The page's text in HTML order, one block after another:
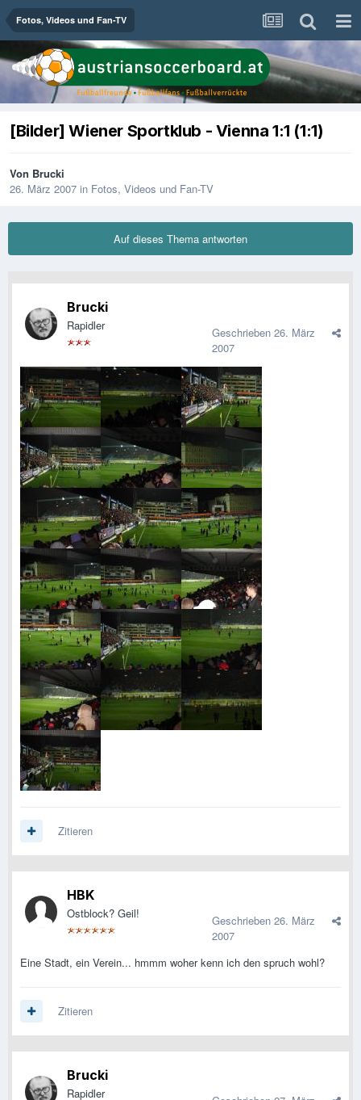
Fotos, Videos und Fan-TV
[Bilder] Wiener Sportklub - Vienna 1:1 (1:1)
Von Brucki
26. März 2007 in Fotos, Videos und Fan-TV
Auf dieses Thema antworten
Brucki
Rapidler Geschrieben 26. März
2007
Zitieren
HBK
Ostblock? Geil! Geschrieben 26. März
2007
Eine Stadt, ein Verein... hmmm woher kenn ich den spruch wohl?
Zitieren
Brucki
Rapidler